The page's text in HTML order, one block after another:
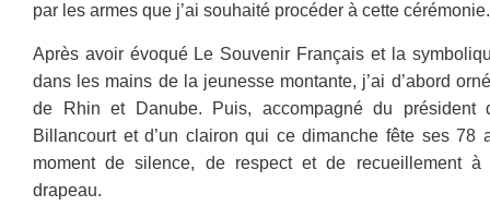
par les armes que j’ai souhaité procéder à cette cérémonie.
Après avoir évoqué Le Souvenir Français et la
dans les mains de la jeunesse montante, j’ai d’abord
de Rhin et Danube. Puis, accompagné du président
Billancourt et d’un clairon qui ce dimanche fête ses 78
moment de silence, de respect et de recueillement
drapeau.